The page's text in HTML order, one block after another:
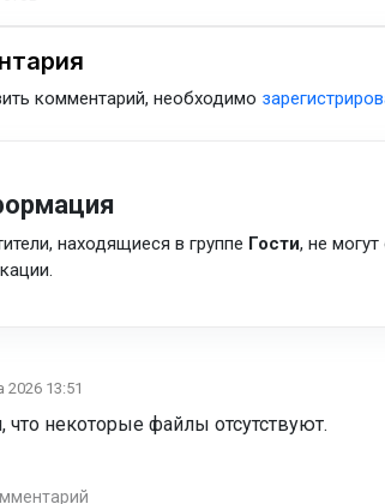
комментарий, необходимо
находящиеся в группе Гости, не
2026 13:51
что некоторые файлы отсутствуют.